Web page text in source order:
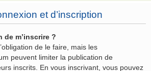
et d’inscription
de m’inscrire ?
de le faire, mais les
peuvent limiter la publication de
inscrits. En vous inscrivant, vous pouvez